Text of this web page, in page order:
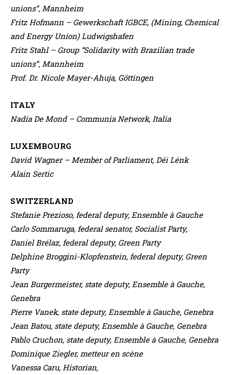
unions”, Mannheim
Fritz Hofmann – Gewerkschaft IGBCE, (Mining, Chemical
and Energy Union) Ludwigshafen
Fritz Stahl – Group “Solidarity with Brazilian trade
unions”, Mannheim
Prof. Dr. Nicole Mayer-Ahuja, Göttingen
ITALY
Nadia De Mond – Communia Network, Italia
LUXEMBOURG
David Wagner – Member of Parliament, Déi Lénk
Alain Sertic
SWITZERLAND
Stefanie Prezioso, federal deputy, Ensemble à Gauche
Carlo Sommaruga, federal senator, Socialist Party,
Daniel Brélaz, federal deputy, Green Party
Delphine Broggini-Klopfenstein, federal deputy, Green
Party
Jean Burgermeister, state deputy, Ensemble à Gauche,
Genebra
Pierre Vanek, state deputy, Ensemble à Gauche, Genebra
Jean Batou, state deputy, Ensemble à Gauche, Genebra
Pablo Cruchon, state deputy, Ensemble à Gauche, Genebra
Dominique Ziegler, metteur en scène
Vanessa Caru, Historian,